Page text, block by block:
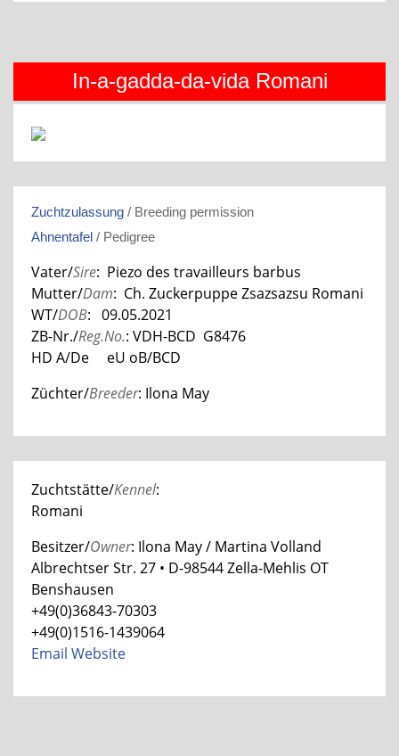
In-a-gadda-da-vida Romani
Zuchtzulassung / Breeding permission
Ahnentafel / Pedigree
Vater/Sire: Piezo des travailleurs barbus
Mutter/Dam: Ch. Zuckerpuppe Zsazsazsu Romani
WT/DOB: 09.05.2021
ZB-Nr./Reg.No.: VDH-BCD G8476
HD A/De eU oB/BCD
Züchter/Breeder: Ilona May
Zuchtstätte/Kennel:
Romani
Besitzer/Owner: Ilona May / Martina Volland
Albrechtser Str. 27 • D-98544 Zella-Mehlis OT
Benshausen
+49(0)36843-70303
+49(0)1516-1439064
Email Website